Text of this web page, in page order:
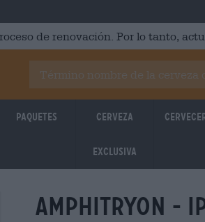
de renovación. Por lo tanto,
Paquetes Cerveza
Exclusiva
Untappd: 3,99
amphitryon -